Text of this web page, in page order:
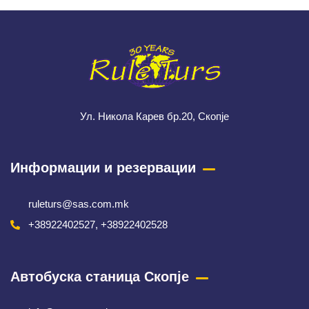
Ул. Никола Карев бр.20, Скопје
Информации и резервации
ruleturs@sas.com.mk
+38922402527, +38922402528
Автобуска станица Скопје